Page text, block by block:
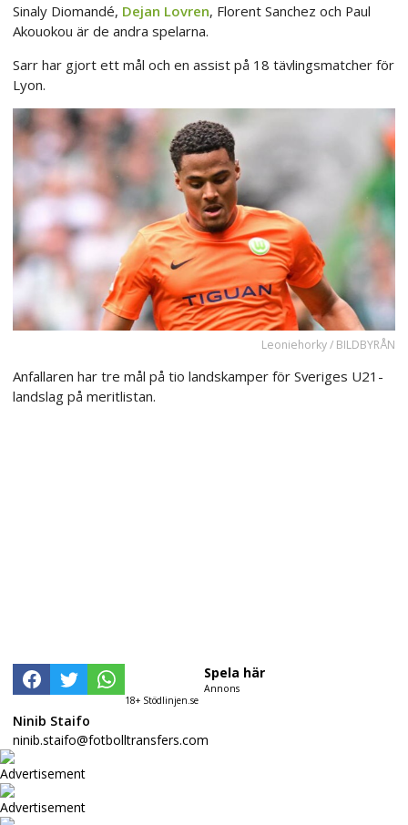
Sinaly Diomandé, Dejan Lovren, Florent Sanchez och Paul
Akouokou är de andra spelarna.
Sarr har gjort ett mål och en assist på 18 tävlingsmatcher för
Lyon.
Leoniehorky / BILDBYRÅN
Anfallaren har tre mål på tio landskamper för Sveriges U21-
landslag på meritlistan.
18+ Stödlinjen.se
Spela här
Annons
Ninib Staifo
ninib.staifo@fotbolltransfers.com